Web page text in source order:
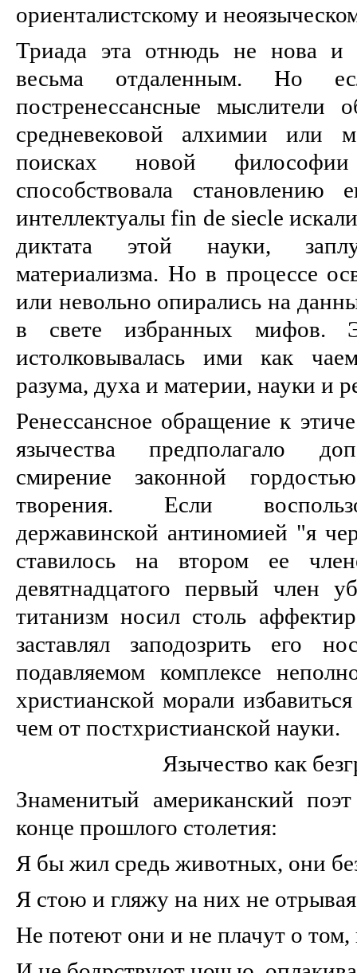
ориенталистскому и
Триада эта отнюдь не нова и
весьма отдаленным. Но
постренессансные мыслители
средневековой алхимии или
поисках новой
способствовала становлению
интеллектуалы fin de siecle
диктата этой науки,
материализма. Но в процессе
или невольно опирались на
в свете избранных мифов.
истолковывалась ими как
разума, духа и материи, науки и
Ренессансное обращение к
язычества предполагало
смирение законной
творения. Если
державинской антиномией "я
ставилось на втором ее
девятнадцатого первый член
титанизм носил столь
заставлял заподозрить его
подавляемом комплексе
христианской морали
чем от постхристианской науки.
Язычество как
Знаменитый американский
конце прошлого столетия:
Я бы жил средь животных, они
Я стою и гляжу на них не
Не потеют они и не плачут о том,